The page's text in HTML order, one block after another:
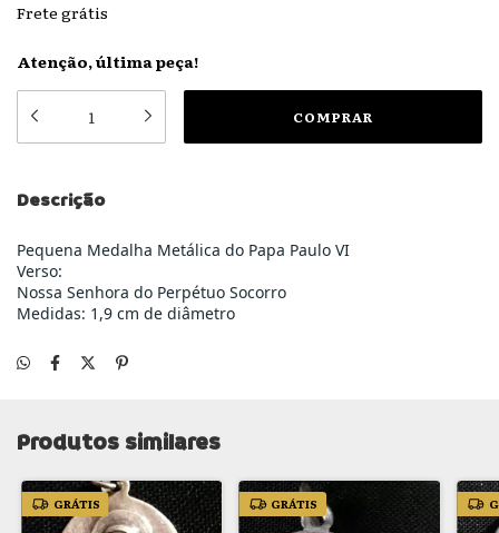
Frete grátis
Atenção, última peça!
Descrição
Pequena Medalha Metálica do Papa Paulo VI
Verso:
Nossa Senhora do Perpétuo Socorro
Medidas: 1,9 cm de diâmetro
Produtos similares
GRÁTIS GRÁTIS